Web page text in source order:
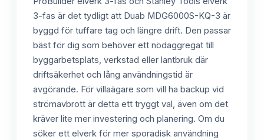
3-fas är det tydligt att Duab MDG6000S-KQ-3 är
byggd för tuffare tag och längre drift. Den passar
bäst för dig som behöver ett nödaggregat till
byggarbetsplats, verkstad eller lantbruk där
driftsäkerhet och lång användningstid är
avgörande. För villaägare som vill ha backup vid
strömavbrott är detta ett tryggt val, även om det
kräver lite mer investering och planering. Om du
söker ett elverk för mer sporadisk användning